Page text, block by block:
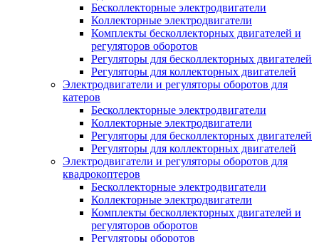
Бесколлекторные электродвигатели
Коллекторные электродвигатели
Комплекты бесколлекторных двигателей и
регуляторов оборотов
Регуляторы для бесколлекторных двигателей
Регуляторы для коллекторных двигателей
Электродвигатели и регуляторы оборотов для
катеров
Бесколлекторные электродвигатели
Коллекторные электродвигатели
Регуляторы для бесколлекторных двигателей
Регуляторы для коллекторных двигателей
Электродвигатели и регуляторы оборотов для
квадрокоптеров
Бесколлекторные электродвигатели
Коллекторные электродвигатели
Комплекты бесколлекторных двигателей и
регуляторов оборотов
Регуляторы оборотов